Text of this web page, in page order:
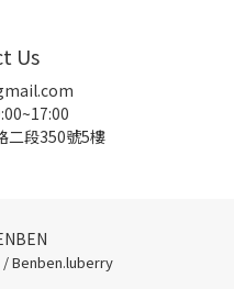
Us
二段350號5樓
/ Benben.luberry